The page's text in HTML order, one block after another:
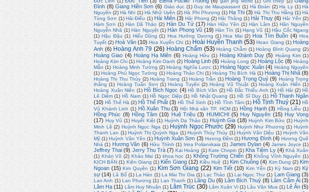
Đình (8) Giang Hiền Sơn (6) Giáo dục (1) Guy de Maupassant (1) Hà Đoàn (2) Hạ Ly (1) Hà
Nguyên (2) Hà Nhi (1) Hà Nhữ Uyên (2) Hà Phi Phượng (1) Hạ Thi (3) Hà Thị Thu Hằng (1) Hà
Tùng Sơn (1) Hải Điểu (1) Hải Miên (3) Hải Phong (2) Hải Thăng (1) Hải Thuỵ (6) Hải Yến (2)
Hàm Sơn (1) Hàn Dã Thảo (2) Hàn Du Tử (17) Hàn Hữu Yên (1) Hàn Lâm (1) Hãn Nguyên
Nguyễn Nhã (1) Hàn Nguyệt (1) Hàn Phong Vũ (19) Hàn Tín (1) Hạng Vũ (1) Hậu Cốc Ngang
(1) Hậu Đậu (1) Hiếu Dũng (1) Hoa Hướng Dương (1) Hoa Mai (2) Hoa Tím Buồn (4) Hoa
Tuyết (2) Hoà Văn (10) Hoa Xuyến Chi (1) Hoài Huyền Thanh (53) Hoan Giang (1) Hoàng
Anh (6) Hoàng Anh 79 (26) Hoàng Chẩm (53) Hoàng Chẫm (1) Hoàng Đình Quang (2)
Hoàng Giao (4) Hoàng Hạ Miên (6) Hoàng Hữu (1) Hoàng Khánh Duy (5) Hoàng Kim (1)
Hoàng Kim Chi (1) Hoàng Kim Oanh (2) Hoàng Linh (6) Hoàng Long (2) Hoàng Lộc (8) Hoàng
Mẫn (1) Hoàng Minh Tường (2) Hoàng Nghĩa Lược (1) Hoàng Ngọc Xuân (4) Hoàng Nguyên
(1) Hoàng Phủ Ngọc Tường (1) Hoàng Thảo Chi (1) Hoàng Thị Bích Hà (1) Hoàng Thị Nhã (8)
Hoàng Thị Thu Thủy (2) Hoàng Trang (1) Hoàng Trần (1) Hoàng Trọng Quý (9) Hoàng Trọng
thắng (1) Hoàng Tuấn Sơn (1) Hoàng Tuyên (2) Hoàng Vũ Thuật (1) Hoàng Xuân Hiến (1)
Hoàng Xuân Niên (1) Hồ Bích Ngọc (4) Hồ Bích Vân (2) Hồ Đắc Thiếu Anh (1) Hồ Hải (2) Hồ
Lê Diêm (1) Hồ Nam (1) Hồ Ngọc Diệp (1) Hồ Nhật Quang (1) Hồ Sĩ Duy (1) Hồ Thanh Ngân
(10) Hồ Thế Hà (2) Hồ Thế Phất (3) Hồ Thế Sinh (1) Hồ Tĩnh Tâm (1) Hồ Tịnh Thuỷ (21) Hồ
Vũ Khánh Linh (1) Hồ Xuân Thu (3) Hội Nhà văn TP. HCM (1) Hồng Hạnh (3) Hồng Liễu (1)
Hồng Phúc (8) Hồng Tâm (10) Huệ Triệu (3) HUMICHI (5) Huy Nguyên (15) Huy Vọng
(17) Huy Vũ (1) Huyết Kiệt (1) Huỳnh Dạ Thảo (1) Huỳnh Gia (18) Huỳnh Kim Bửu (1) Huỳnh
Minh Lệ (2) Huỳnh Ngọc Nga (1) Huỳnh Ngọc Phước (29) Huỳnh Như Phương (1) Huỳnh
Thanh Lan (1) Huỳnh Thị Quỳnh Nga (1) Huỳnh Thúy Thúy (1) Huỳnh Văn Diệu (1) Huỳnh Văn
Mỹ (1) Huỳnh Văn Yên (1) Huỳnh Xuân Sơn (3) Hương Đêm (1) Hương Đình (4) Hương Quê
Nhà (1) Hương Văn (6) Hửu Thỉnh (1) Irina Polianxkaia (1) James Dylan (4) James Joyce (1)
Jeffrey Thai (9) Jerry Thu Trà (7) Kai Hoàng (1) Kate Chopin (1) Kha Tiệm Ly (4) Khả Xuân
(1) Khán Võ (2) Khảo Mai (1) khoa học (1) Khổng Trường Chiến (3) Khổng Vĩnh Nguyên (1)
KỊCH BẢN (1) Kiên Giang (1) Kiến Giang (12) Kiều Huệ (1) Kim Chuông (4) Kim Dung (2) Kim
Ngoan (15) Kim Quyên (1) Kim Sơn Giang (22) Kim Tiết (10) Kim Yến (1) Kỳ Nam (2) Ký
sự (14) Lã Bố (1) La Hán (1) La Mai Thi Gia (1) Lạc Thảo (1) Lại Ngọc Thư (1) Lam Giang (3)
Lan Anh (1) Lan Phương (1) Lan Thanh (1) Lãng Du (6) Lâm Bích Thuỷ (8) Lâm Cẩm Ái (3)
Lâm Hạ (11) Lâm Huy Nhuận (1) Lâm Trúc (30) Lâm Xuân Vi (1) Lâu Văn Mua (1) Lê Ân (5)